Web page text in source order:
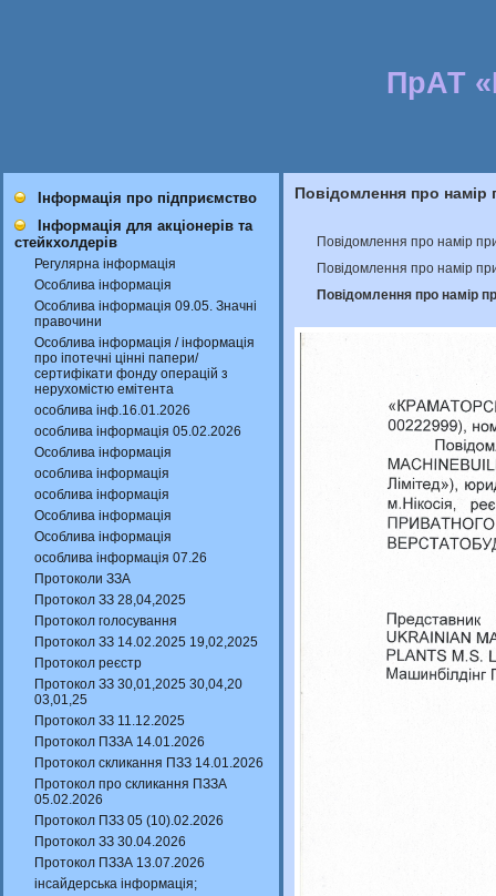
ПрАТ
Інформація про підприємство
Інформація для акціонерів та
стейкхолдерів
Регулярна інформація
Особлива інформація
Особлива інформація 09.05. Значні
правочини
Особлива інформація / інформація
про іпотечні цінні папери/
сертифікати фонду операцій з
нерухомістю емітента
особлива інф.16.01.2026
особлива інформація 05.02.2026
Особлива інформація
особлива інформація
особлива інформація
Особлива інформація
Особлива інформація
особлива інформація 07.26
Протоколи ЗЗА
Протокол ЗЗ 28,04,2025
Протокол голосування
Протокол ЗЗ 14.02.2025 19,02,2025
Протокол реєстр
Протокол ЗЗ 30,01,2025 30,04,20
03,01,25
Протокол ЗЗ 11.12.2025
Протокол ПЗЗА 14.01.2026
Протокол скликання ПЗЗ 14.01.2026
Протокол про скликання ПЗЗА
05.02.2026
Протокол ПЗЗ 05 (10).02.2026
Протокол ЗЗ 30.04.2026
Протокол ПЗЗА 13.07.2026
інсайдерська інформація;
Повідомлення про намір
Повідомлення про намір
Повідомлення про намір
Повідомлення про намір